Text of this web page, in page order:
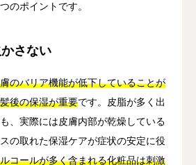
のポイントです。
さない
のバリア機能が低下していることが
後の保湿が重要です。皮脂が多く出
、実際には皮膚内部が乾燥している
の取れた保湿ケアが症状の安定に役
コールが多く含まれる化粧品は刺激